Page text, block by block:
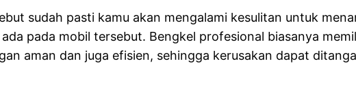
sudah pasti kamu akan mengalami kesulitan untuk
pada mobil tersebut. Bengkel profesional biasanya
aman dan juga efisien, sehingga kerusakan dapat